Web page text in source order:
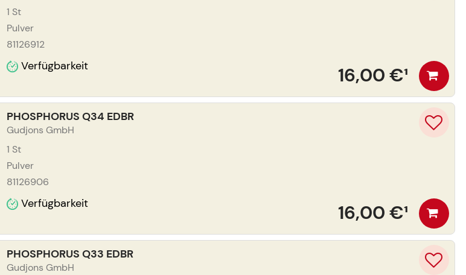
1 St
Pulver
81126912
Verfügbarkeit 16,00 €¹
PHOSPHORUS Q34 EDBR
Gudjons GmbH
1 St
Pulver
81126906
Verfügbarkeit 16,00 €¹
PHOSPHORUS Q33 EDBR
Gudjons GmbH